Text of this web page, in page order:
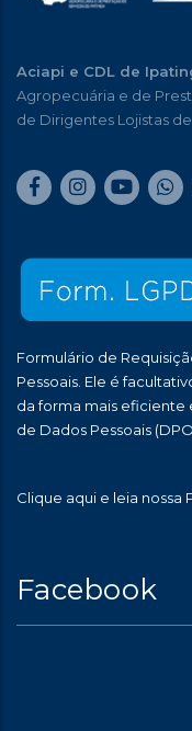
Aciapi e CDL de
Agropecuária e de
de Dirigentes Lojistas
Formulário de
Pessoais. Ele é
da forma mais eficiente
de Dados Pessoais
Clique aqui e leia nossa
Facebook